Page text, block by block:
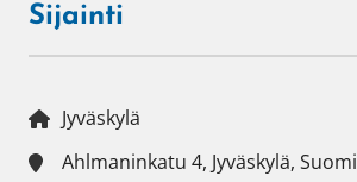
Sijainti
Jyväskylä
Ahlmaninkatu 4, Jyväskylä, Suomi